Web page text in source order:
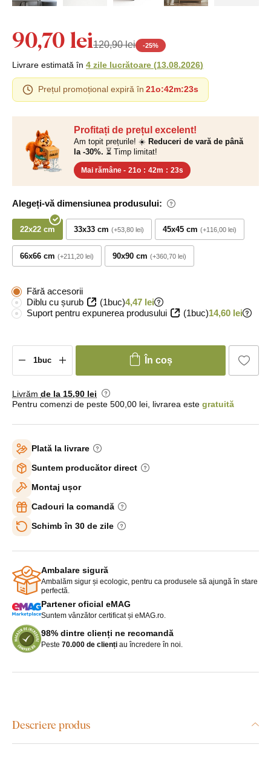
Profitați de prețul excelent!
Am topit prețurile! ☀️ Reduceri de vară de până
la -30%. ⏳ Timp limitat!
Mai rămâne - 21o : 42m : 22s
Alegeți-vă dimensiunea produsului:
22x22 cm 33x33 cm +53,80 lei 45x45 cm +116,00 lei
66x66 cm +211,20 lei 90x90 cm +360,70 lei
90,70 lei120,90 lei -25%
Livrare estimată în 4 zile lucrătoare (13.08.2026)
Prețul promoțional expiră în 21o:42m:22s
Fără accesorii
Diblu cu șurub
(1buc)4,47 lei
Suport pentru expunerea produsului
(1buc)14,60 lei
În coș
Livrăm de la 15,90 lei
Pentru comenzi de peste 500,00 lei, livrarea este gratuită
Plată la livrare
Suntem producător direct
Montaj ușor
Cadouri la comandă
Schimb în 30 de zile
Ambalare sigură
Ambalăm sigur și ecologic, pentru ca produsele să ajungă în stare
perfectă.
Partener oficial eMAG
Suntem vânzător certificat și eMAG.ro.
98% dintre clienți ne recomandă
Peste 70.000 de clienți au încredere în noi.
Descriere produs